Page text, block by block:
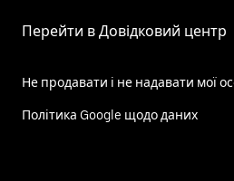
Перейти в Довідковий центр
Не продавати і не надавати мої
Політика Google щодо даних